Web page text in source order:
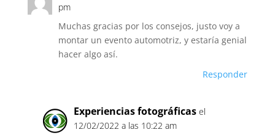
pm
Muchas gracias por los consejos, justo voy a
montar un evento automotriz, y estaría genial
hacer algo así.
Responder
Experiencias fotográficas el
12/02/2022 a las 10:22 am